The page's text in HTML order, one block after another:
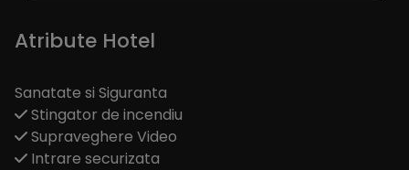
Atribute Hotel
Sanatate si Siguranta
Stingator de incendiu
Supraveghere Video
Intrare securizata